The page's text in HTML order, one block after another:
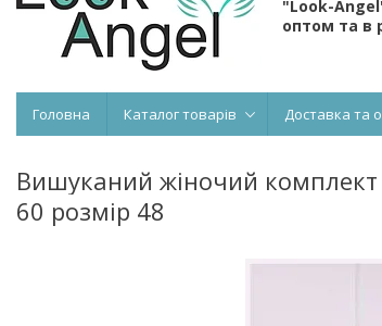
"Look-
оптом та в
Головна Каталог товарів Доставка та
Вишуканий жіночий
60 розмір 48